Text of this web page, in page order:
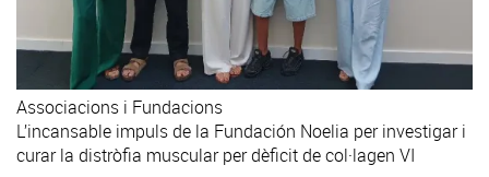
Associacions i Fundacions
L’incansable impuls de la Fundación Noelia per investigar i
curar la distròfia muscular per dèficit de col·lagen VI